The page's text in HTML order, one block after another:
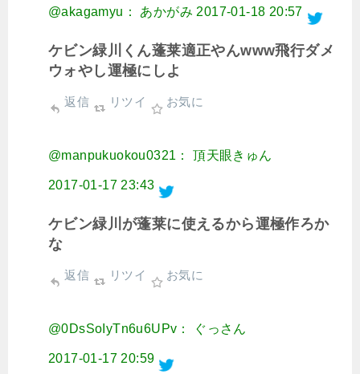
@akagamyu： あかがみ 2017-01-18 20:57
ケビン緑川くん蓬莱適正やんwww飛行ダメ
ウォやし運極にしよ
返信 リツイ お気に
@manpukuokou0321： 頂天眼きゅん
2017-01-17 23:43
ケビン緑川が蓬莱に使えるから運極作ろか
な
返信 リツイ お気に
@0DsSoIyTn6u6UPv： ぐっさん
2017-01-17 20:59